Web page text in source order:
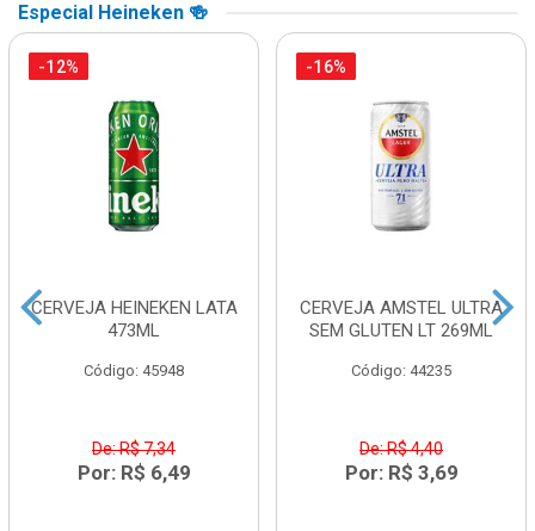
Especial Heineken 🍻
-12%
CERVEJA HEINEKEN LATA
473ML
Código: 45948
De: R$ 7,34
Por: R$ 6,49
-16%
CERVEJA AMSTEL ULTRA
SEM GLUTEN LT 269ML
Código: 44235
De: R$ 4,40
Por: R$ 3,69